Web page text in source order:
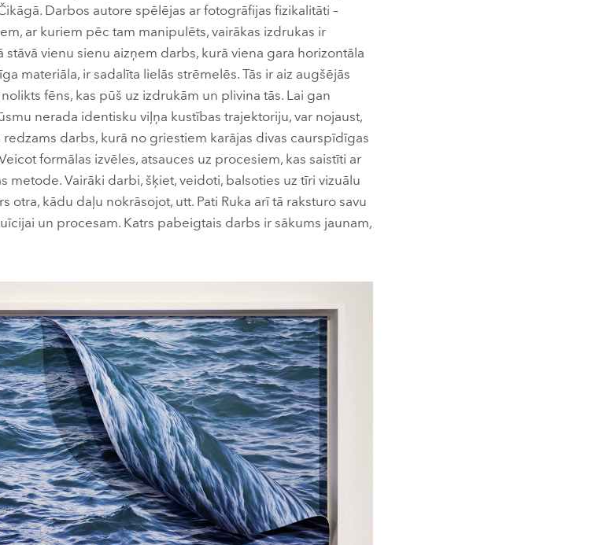
Darbos autore spēlējas ar fotogrāfijas fizikalitāti –
ar kuriem pēc tam manipulēts, vairākas izdrukas ir
vienu sienu aizņem darbs, kurā viena gara horizontāla
materiāla, ir sadalīta lielās strēmelēs. Tās ir aiz augšējās
fēns, kas pūš uz izdrukām un plivina tās. Lai gan
nerada identisku viļņa kustības trajektoriju, var nojaust,
redzams darbs, kurā no griestiem karājas divas caurspīdīgas
formālas izvēles, atsauces uz procesiem, kas saistīti ar
Vairāki darbi, šķiet, veidoti, balsoties uz tīri vizuālu
kādu daļu nokrāsojot, utt. Pati Ruka arī tā raksturo savu
un procesam. Katrs pabeigtais darbs ir sākums jaunam,